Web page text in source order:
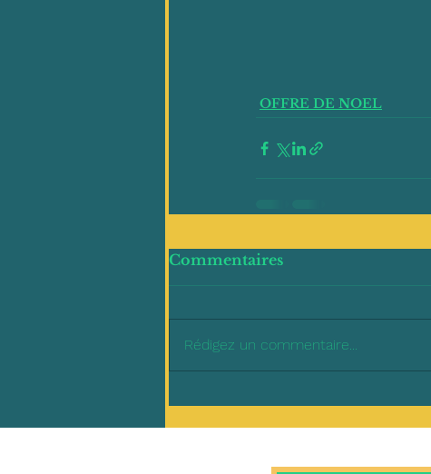
OFFRE DE NOEL
Commentaires
Rédigez un commentaire...